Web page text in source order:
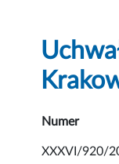
Numer
XXXVI/920/